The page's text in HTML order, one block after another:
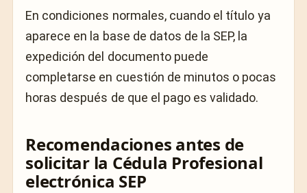
En condiciones normales, cuando el título ya
aparece en la base de datos de la SEP, la
expedición del documento puede
completarse en cuestión de minutos o pocas
horas después de que el pago es validado.
Recomendaciones antes de
solicitar la Cédula Profesional
electrónica SEP